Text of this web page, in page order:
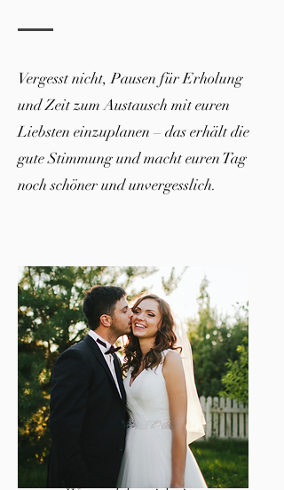
Vergesst nicht, Pausen für Erholung
und Zeit zum Austausch mit euren
Liebsten einzuplanen – das erhält die
gute Stimmung und macht euren Tag
noch schöner und unvergesslich.